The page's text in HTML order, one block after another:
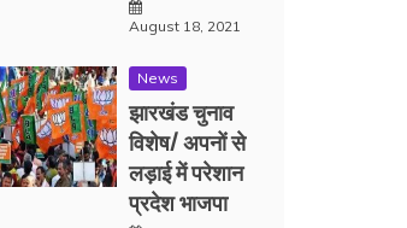
August 18, 2021
News
झारखंड चुनाव
विशेष/ अपनों से
लड़ाई में परेशान
प्रदेश भाजपा